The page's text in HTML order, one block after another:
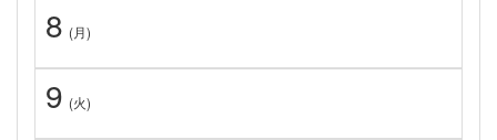
8 (月)
9 (火)